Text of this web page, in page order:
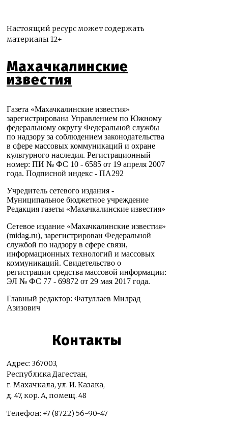
Настоящий ресурс может содержать
материалы 12+
Махачкалинские
известия
Газета «Махачкалинские известия»
зарегистрирована Управлением по Южному
федеральному округу Федеральной службы
по надзору за соблюдением законодательства
в сфере массовых коммуникаций и охране
культурного наследия. Регистрационный
номер: ПИ № ФС 10 - 6585 от 19 апреля 2007
года. Подписной индекс - ПА292
Учредитель сетевого издания -
Муниципальное бюджетное учреждение
Редакция газеты «Махачкалинские известия»
Сетевое издание «Махачкалинские известия»
(midag.ru), зарегистрирован Федеральной
службой по надзору в сфере связи,
информационных технологий и массовых
коммуникаций. Свидетельство о
регистрации средства массовой информации:
ЭЛ № ФС 77 - 69872 от 29 мая 2017 года.
Главный редактор: Фатуллаев Милрад
Азизович
Контакты
Адрес: 367003,
Республика Дагестан,
г. Махачкала, ул. И. Казака,
д. 47, кор. А, помещ. 48
Телефон: +7 (8722) 56-90-47